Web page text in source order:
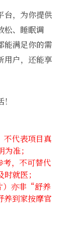
台，为你提供
松、睡眠调
能满足你的需
用户，还能享
不代表项目真
准；
考，不可替代
就医；
）亦非“舒养
养到家按摩官